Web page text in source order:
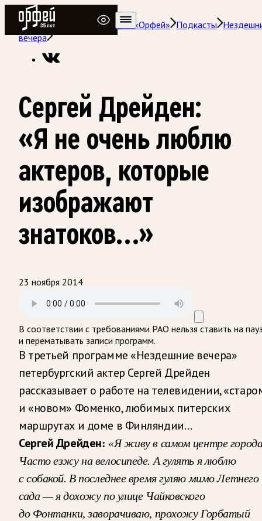
Радио Орфей
Радио классической музыки «Орфей» Подкасты
вечера
Сергей Дрейден:
«Я не очень люблю
актеров, которые
изображают
знатоков…»
23 ноября 2014
В соответствии с требованиями РАО нельзя ставить на
и перематывать записи программ.
В третьей программе «Нездешние вечера»
петербургский актер Сергей Дрейден
рассказывает о работе на телевидении,
и «новом» Фоменко, любимых питерских
маршрутах и доме в Финляндии…
Сергей Дрейден: «Я живу в самом центре
Часто езжу на велосипеде. А гулять я люблю
с собакой. В последнее время гуляю мимо Летнего
сада — я дохожу по улице Чайковского
до Фонтанки, заворачиваю, прохожу Горбатый